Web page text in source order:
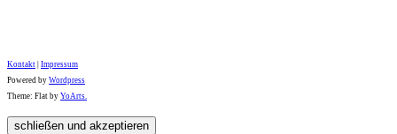
Kontakt Impressum
Powered by Wordpress
Theme: Flat by YoArts.